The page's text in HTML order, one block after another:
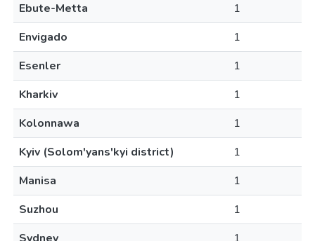
Ebute-Metta
1
Envigado
1
Esenler
1
Kharkiv
1
Kolonnawa
1
Kyiv (Solom'yans'kyi district)
1
Manisa
1
Suzhou
1